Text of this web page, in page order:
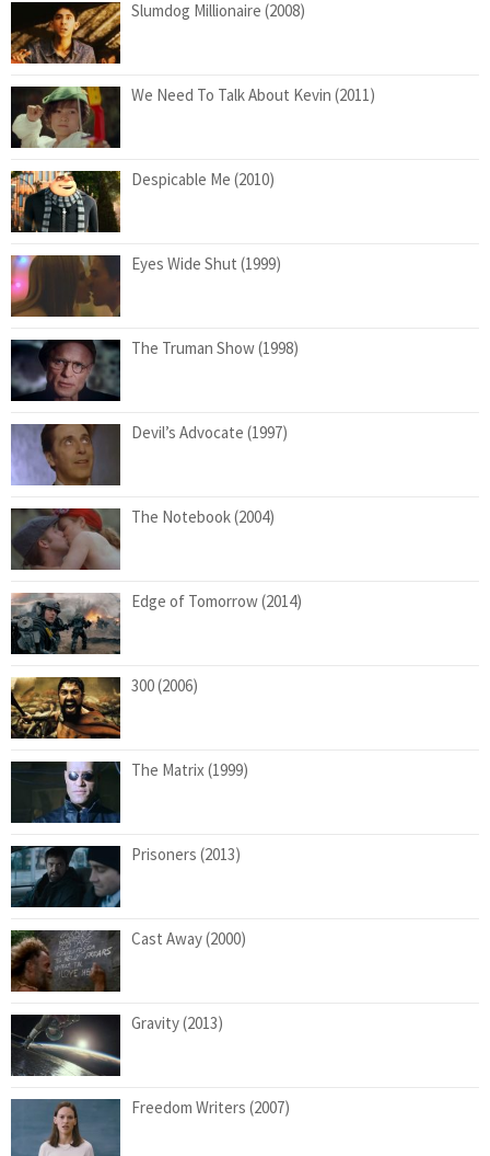
Slumdog Millionaire (2008)
We Need To Talk About Kevin (2011)
Despicable Me (2010)
Eyes Wide Shut (1999)
The Truman Show (1998)
Devil’s Advocate (1997)
The Notebook (2004)
Edge of Tomorrow (2014)
300 (2006)
The Matrix (1999)
Prisoners (2013)
Cast Away (2000)
Gravity (2013)
Freedom Writers (2007)